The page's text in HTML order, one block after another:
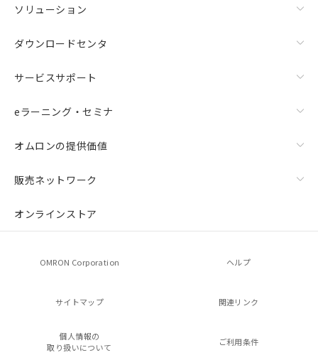
ソリューション
ダウンロードセンタ
サービスサポート
eラーニング・セミナ
オムロンの提供価値
販売ネットワーク
オンラインストア
OMRON Corporation ヘルプ
サイトマップ 関連リンク
個人情報の
取り扱いについて
ご利用条件